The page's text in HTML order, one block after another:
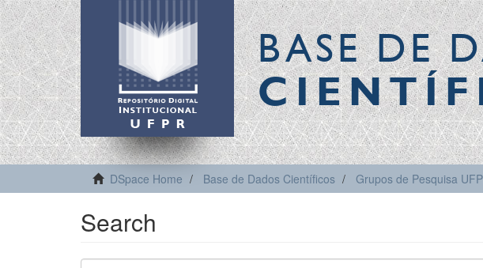
BASE DE
DSpace Home Base de Dados Científicos Grupos de Pesquisa
Search